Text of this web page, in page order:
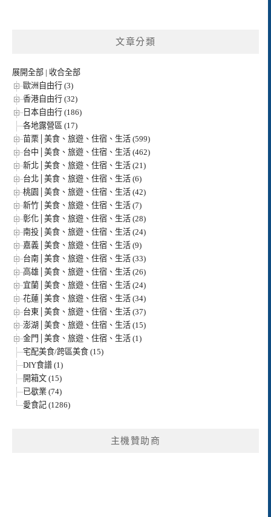
文章分類
展開全部 | 收合全部
歐洲自由行 (3)
香港自由行 (32)
日本自由行 (186)
各地露營區 (17)
苗栗│美食、旅遊、住宿、生活 (599)
台中│美食、旅遊、住宿、生活 (462)
新北│美食、旅遊、住宿、生活 (21)
台北│美食、旅遊、住宿、生活 (6)
桃園│美食、旅遊、住宿、生活 (42)
新竹│美食、旅遊、住宿、生活 (7)
彰化│美食、旅遊、住宿、生活 (28)
南投│美食、旅遊、住宿、生活 (24)
嘉義│美食、旅遊、住宿、生活 (9)
台南│美食、旅遊、住宿、生活 (33)
高雄│美食、旅遊、住宿、生活 (26)
宜蘭│美食、旅遊、住宿、生活 (24)
花蓮│美食、旅遊、住宿、生活 (34)
台東│美食、旅遊、住宿、生活 (37)
澎湖│美食、旅遊、住宿、生活 (15)
金門│美食、旅遊、住宿、生活 (1)
宅配美食/跨區美食 (15)
DIY食譜 (1)
開箱文 (15)
已歇業 (74)
愛食記 (1286)
主機贊助商